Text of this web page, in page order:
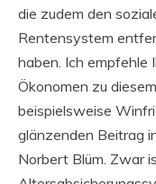
die zudem den
Rentensystem
haben. Ich empfehle
Ökonomen zu
beispielsweise
glänzenden Beitrag
Norbert Blüm. Zwar